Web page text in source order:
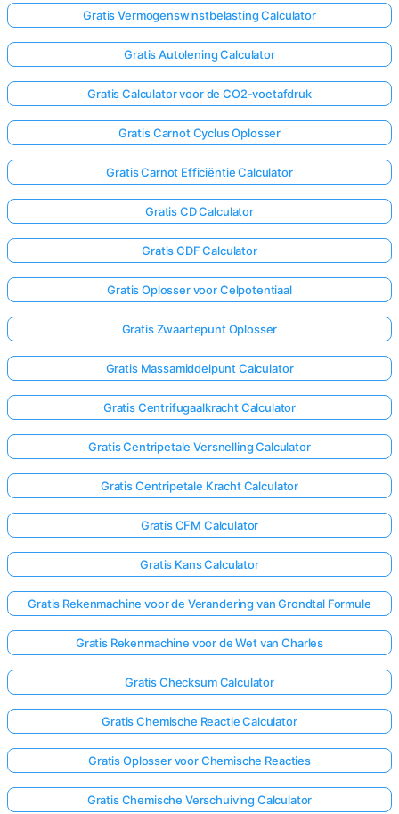
Gratis Vermogenswinstbelasting Calculator
Gratis Autolening Calculator
Gratis Calculator voor de CO2-voetafdruk
Gratis Carnot Cyclus Oplosser
Gratis Carnot Efficiëntie Calculator
Gratis CD Calculator
Gratis CDF Calculator
Gratis Oplosser voor Celpotentiaal
Gratis Zwaartepunt Oplosser
Gratis Massamiddelpunt Calculator
Gratis Centrifugaalkracht Calculator
Gratis Centripetale Versnelling Calculator
Gratis Centripetale Kracht Calculator
Gratis CFM Calculator
Gratis Kans Calculator
Gratis Rekenmachine voor de Verandering van Grondtal Formule
Gratis Rekenmachine voor de Wet van Charles
Gratis Checksum Calculator
Gratis Chemische Reactie Calculator
Gratis Oplosser voor Chemische Reacties
Gratis Chemische Verschuiving Calculator